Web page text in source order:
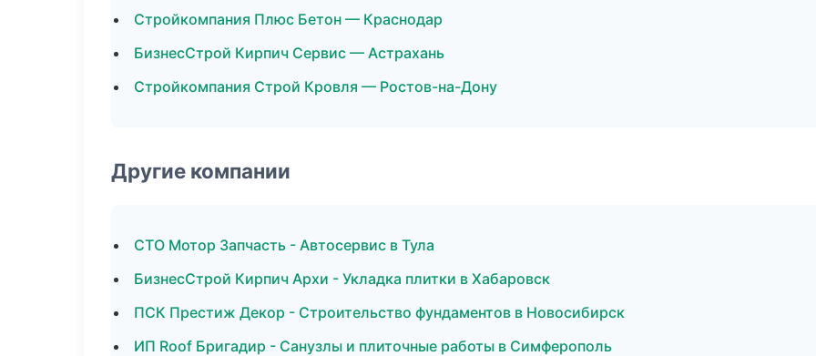
Стройкомпания Плюс Бетон — Краснодар
БизнесСтрой Кирпич Сервис — Астрахань
Стройкомпания Строй Кровля — Ростов-на-Дону
Другие компании
СТО Мотор Запчасть - Автосервис в Тула
БизнесСтрой Кирпич Архи - Укладка плитки в Хабаровск
ПСК Престиж Декор - Строительство фундаментов в Новосибирск
ИП Roof Бригадир - Санузлы и плиточные работы в Симферополь